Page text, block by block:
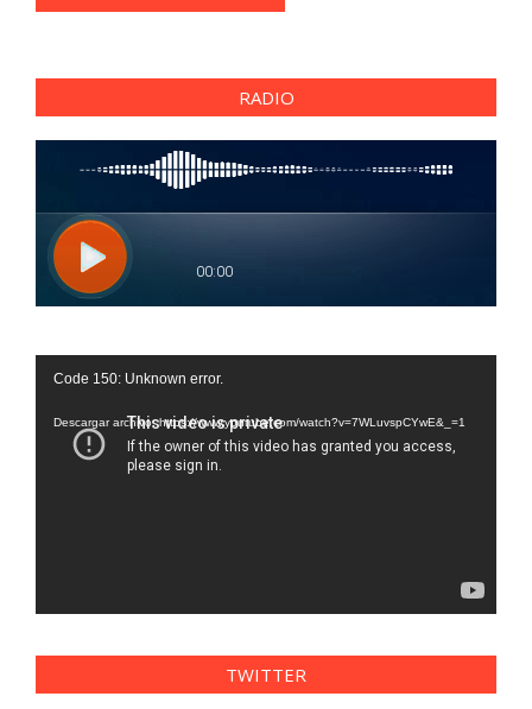
RADIO
Reproductor
vídeo
Code 150: Unknown error.
Descargar archivo: https://www.youtube.com/watch?v=7WLuvspCYwE&_=1
TWITTER